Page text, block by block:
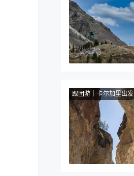
跟团游 卡尔加里出发